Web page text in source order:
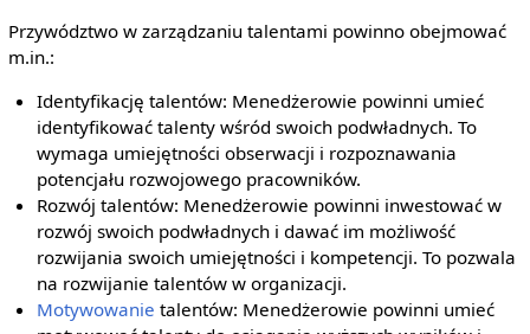
Przywództwo w zarządzaniu talentami powinno obejmować
m.in.:
Identyfikację talentów: Menedżerowie powinni umieć
identyfikować talenty wśród swoich podwładnych. To
wymaga umiejętności obserwacji i rozpoznawania
potencjału rozwojowego pracowników.
Rozwój talentów: Menedżerowie powinni inwestować w
rozwój swoich podwładnych i dawać im możliwość
rozwijania swoich umiejętności i kompetencji. To pozwala
na rozwijanie talentów w organizacji.
Motywowanie talentów: Menedżerowie powinni umieć